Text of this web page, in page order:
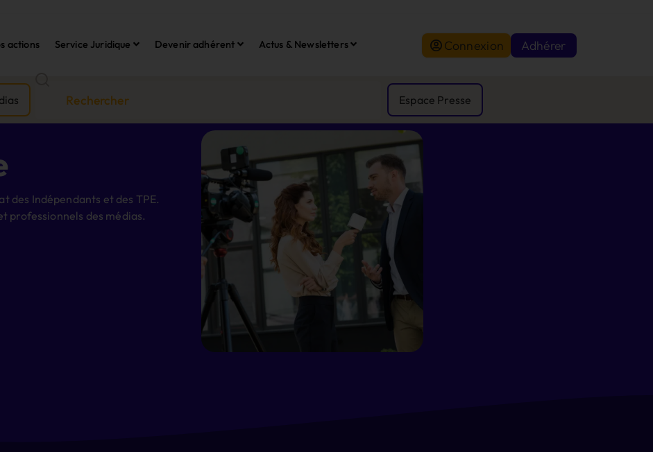
actions Service Juridique Devenir adhérent Actus & Newsletters Connexion Adhérer
Espace Presse
des Indépendants et des TPE.
professionnels des médias.